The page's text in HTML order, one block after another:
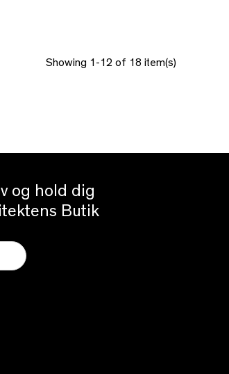
Showing 1-12 of 18 item(s)
og hold dig
Butik